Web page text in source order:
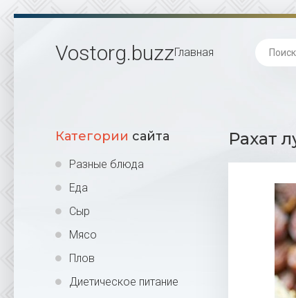
Vostorg.buzzГлавная
Категории сайта
Разные блюда
Еда
Сыр
Мясо
Плов
Диетическое питание
Рахат